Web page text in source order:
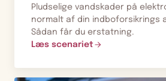
Pludselige vandskader på
normalt af din indboforsikrings
Sådan får du erstatning.
Læs scenariet